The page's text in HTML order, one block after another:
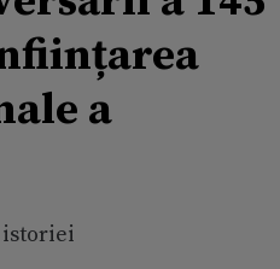
a
istoriei